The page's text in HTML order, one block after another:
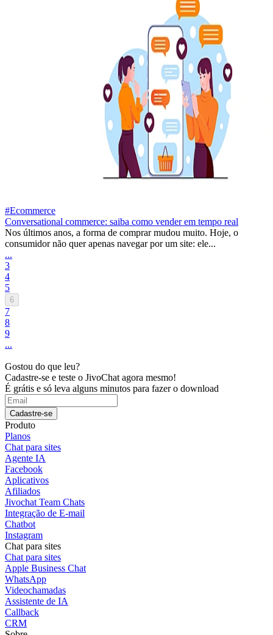
#Ecommerce
Conversational commerce: saiba como vender em tempo real
Nos últimos anos, a forma de comprar mudou muito. Hoje, o
consumidor não quer apenas navegar por um site: ele...
...
3
4
5
6
7
8
9
...
Gostou do que leu?
Cadastre-se e teste o JivoChat agora mesmo!
É grátis e só leva alguns minutos para fazer o download
Cadastre-se
Produto
Planos
Chat para sites
Agente IA
Facebook
Aplicativos
Afiliados
Jivochat Team Chats
Integração de E-mail
Chatbot
Instagram
Chat para sites
Chat para sites
Apple Business Chat
WhatsApp
Videochamadas
Assistente de IA
Callback
CRM